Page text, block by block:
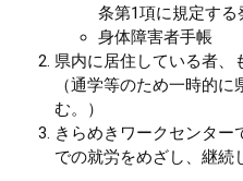
条第1項に規定す
身体障害者手帳
県内に居住している者、
（通学等のため一時的
む。）
きらめきワークセンター
での就労をめざし、継続